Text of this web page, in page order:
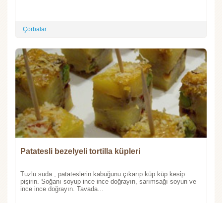
Çorbalar
Patatesli bezelyeli tortilla küpleri
Tuzlu suda , patateslerin kabuğunu çıkarıp küp küp kesip
pişirin. Soğanı soyup ince ince doğrayın, sarımsağı soyun ve
ince ince doğrayın. Tavada...